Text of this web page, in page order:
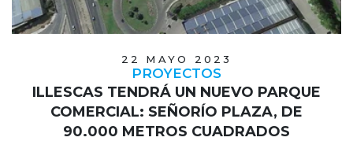
22 MAYO 2023
PROYECTOS
ILLESCAS TENDRÁ UN NUEVO PARQUE
COMERCIAL: SEÑORÍO PLAZA, DE
90.000 METROS CUADRADOS